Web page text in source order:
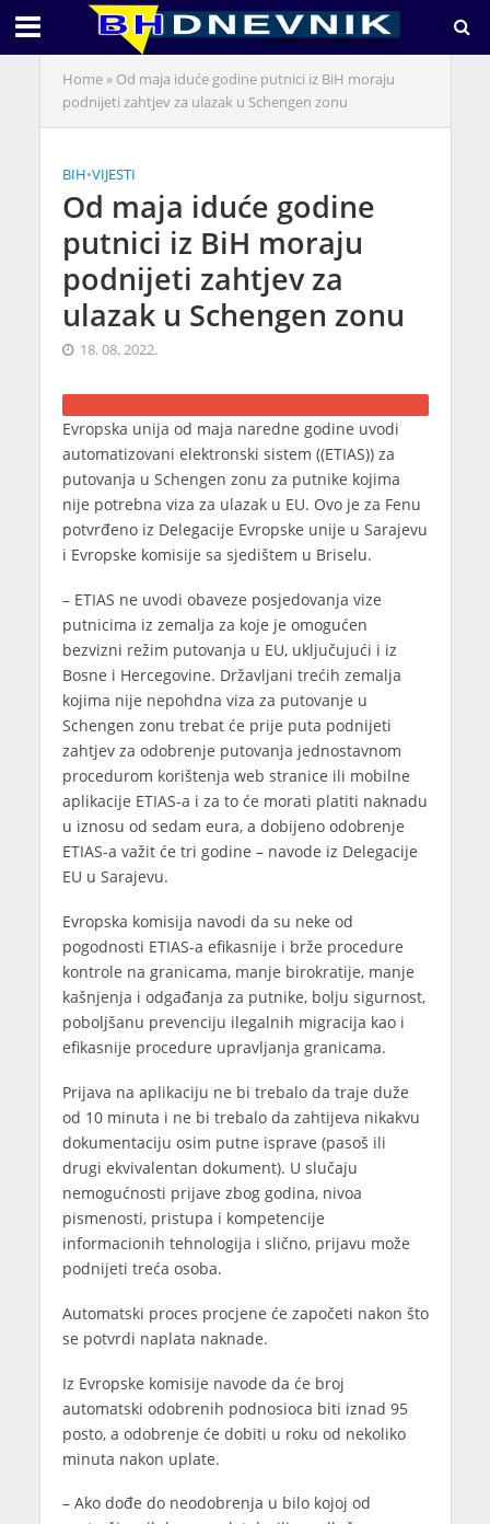
Home» Od maja iduće godine putnici iz BiH moraju
podnijeti zahtjev za ulazak u Schengen zonu
BIH•VIJESTI
Od maja iduće godine
putnici iz BiH moraju
podnijeti zahtjev za
ulazak u Schengen zonu
18. 08. 2022.
Evropska unija od maja naredne godine uvodi
automatizovani elektronski sistem ((ETIAS)) za
putovanja u Schengen zonu za putnike kojima
nije potrebna viza za ulazak u EU. Ovo je za Fenu
potvrđeno iz Delegacije Evropske unije u Sarajevu
i Evropske komisije sa sjedištem u Briselu.
– ETIAS ne uvodi obaveze posjedovanja vize
putnicima iz zemalja za koje je omogućen
bezvizni režim putovanja u EU, uključujući i iz
Bosne i Hercegovine. Državljani trećih zemalja
kojima nije nepohdna viza za putovanje u
Schengen zonu trebat će prije puta podnijeti
zahtjev za odobrenje putovanja jednostavnom
procedurom korištenja web stranice ili mobilne
aplikacije ETIAS-a i za to će morati platiti naknadu
u iznosu od sedam eura, a dobijeno odobrenje
ETIAS-a važit će tri godine – navode iz Delegacije
EU u Sarajevu.
Evropska komisija navodi da su neke od
pogodnosti ETIAS-a efikasnije i brže procedure
kontrole na granicama, manje birokratije, manje
kašnjenja i odgađanja za putnike, bolju sigurnost,
poboljšanu prevenciju ilegalnih migracija kao i
efikasnije procedure upravljanja granicama.
Prijava na aplikaciju ne bi trebalo da traje duže
od 10 minuta i ne bi trebalo da zahtijeva nikakvu
dokumentaciju osim putne isprave (pasoš ili
drugi ekvivalentan dokument). U slučaju
nemogućnosti prijave zbog godina, nivoa
pismenosti, pristupa i kompetencije
informacionih tehnologija i slično, prijavu može
podnijeti treća osoba.
Automatski proces procjene će započeti nakon što
se potvrdi naplata naknade.
Iz Evropske komisije navode da će broj
automatski odobrenih podnosioca biti iznad 95
posto, a odobrenje će dobiti u roku od nekoliko
minuta nakon uplate.
– Ako dođe do neodobrenja u bilo kojoj od